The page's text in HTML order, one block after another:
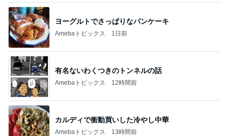
有名ないわくつきのトンネルの話
Amebaトピックス 12時間前
カルディで衝動買いした冷やし中華
Amebaトピックス 13時間前
モト冬樹 2つのスイカでギャンブル
Amebaトピックス 1日前